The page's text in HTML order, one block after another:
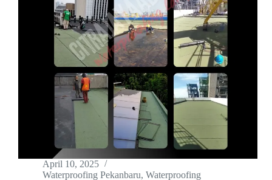
April 10, 2025
Waterproofing Pekanbaru, Waterproofing